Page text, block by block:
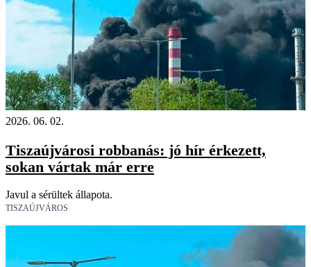
2026. 06. 02.
Tiszaújvárosi robbanás: jó hír érkezett,
sokan vártak már erre
Javul a sérültek állapota.
TISZAÚJVÁROS